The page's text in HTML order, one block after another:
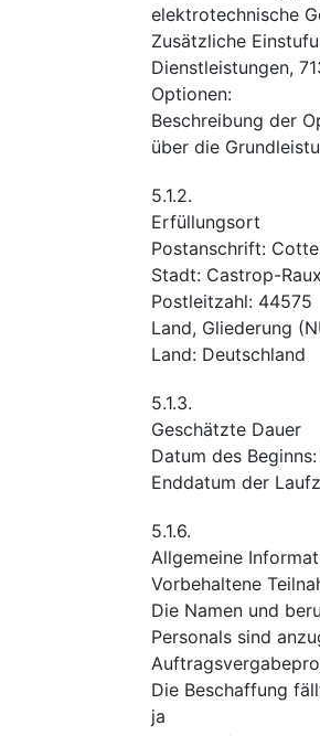
elektrotechnische
Zusätzliche
Dienstleistungen,
Optionen:
Beschreibung der
über die
5.1.2.
Erfüllungsort
Postanschrift:
Stadt: Castrop-
Postleitzahl: 44575
Land, Gliederung
Land: Deutschland
5.1.3.
Geschätzte Dauer
Datum des Beginns:
Enddatum der
5.1.6.
Allgemeine
Vorbehaltene
Die Namen und
Personals sind
Die Beschaffung
ja